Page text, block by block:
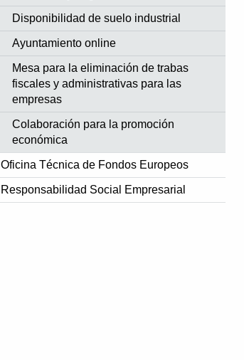
Disponibilidad de suelo industrial
Ayuntamiento online
Mesa para la eliminación de trabas
fiscales y administrativas para las
empresas
Colaboración para la promoción
económica
Oficina Técnica de Fondos Europeos
Responsabilidad Social Empresarial